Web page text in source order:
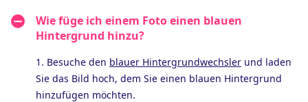
Wie füge ich einem Foto einen blauen
Hintergrund hinzu?
1. Besuche den blauer Hintergrundwechsler und laden
Sie das Bild hoch, dem Sie einen blauen Hintergrund
hinzufügen möchten.